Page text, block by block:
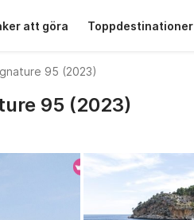
att göra Toppdestinationer
95 (2023)
95 (2023)